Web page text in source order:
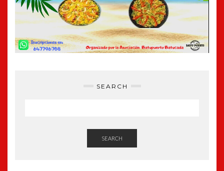
SEARCH
SEARCH